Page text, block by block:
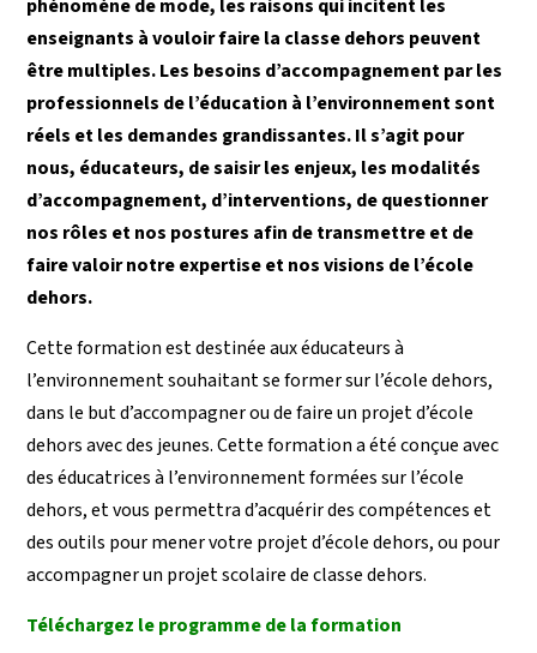
phénomène de mode, les raisons qui incitent les
enseignants à vouloir faire la classe dehors peuvent
être multiples. Les besoins d’accompagnement par les
professionnels de l’éducation à l’environnement sont
réels et les demandes grandissantes. Il s’agit pour
nous, éducateurs, de saisir les enjeux, les modalités
d’accompagnement, d’interventions, de questionner
nos rôles et nos postures afin de transmettre et de
faire valoir notre expertise et nos visions de l’école
dehors.
Cette formation est destinée aux éducateurs à
l’environnement souhaitant se former sur l’école dehors,
dans le but d’accompagner ou de faire un projet d’école
dehors avec des jeunes. Cette formation a été conçue avec
des éducatrices à l’environnement formées sur l’école
dehors, et vous permettra d’acquérir des compétences et
des outils pour mener votre projet d’école dehors, ou pour
accompagner un projet scolaire de classe dehors.
Téléchargez le programme de la formation